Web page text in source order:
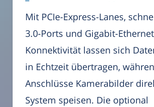
Mit PCIe-Express-Lanes,
3.0-Ports und Gigabit-
Konnektivität lassen sich
in Echtzeit übertragen,
Anschlüsse Kamerabilder
System speisen. Die optional